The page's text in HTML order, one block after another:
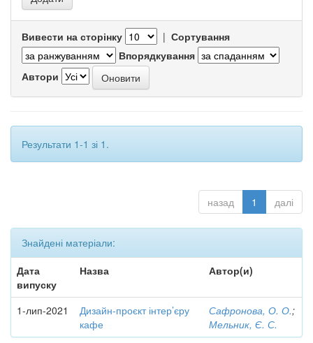
Вивести на сторінку | Сортування
Впорядкування
Автори
Результати 1-1 зі 1.
назад 1 далі
Знайдені матеріали:
Дата
випуску
Назва Автор(и)
1-лип-2021
Дизайн-проєкт інтер’єру
кафе
Сафронова, О. О.;
Мельник, Є. С.